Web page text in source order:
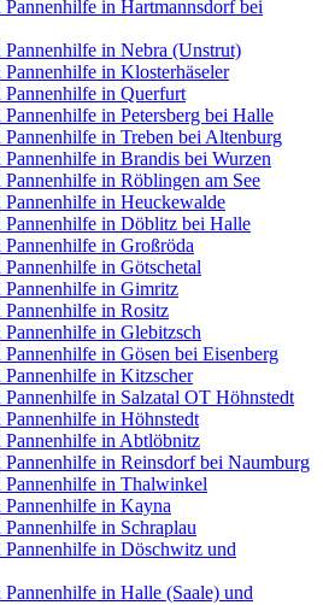
in Hartmannsdorf bei
Pannenhilfe in Nebra (Unstrut)
in Klosterhäseler
Pannenhilfe in Querfurt
in Petersberg bei Halle
in Treben bei Altenburg
in Brandis bei Wurzen
in Röblingen am See
Pannenhilfe in Heuckewalde
Pannenhilfe in Döblitz bei Halle
in Großröda
in Götschetal
Pannenhilfe in Gimritz
in Rositz
in Glebitzsch
in Gösen bei Eisenberg
Pannenhilfe in Kitzscher
in Salzatal OT Höhnstedt
in Höhnstedt
Pannenhilfe in Abtlöbnitz
Pannenhilfe in Reinsdorf bei Naumburg
Pannenhilfe in Thalwinkel
Pannenhilfe in Kayna
in Schraplau
Pannenhilfe in Döschwitz und
in Halle (Saale) und